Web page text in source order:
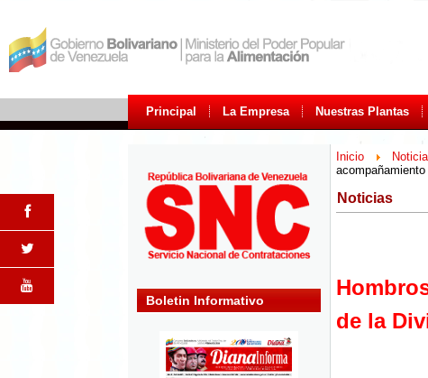
Principal La Empresa Nuestras Plantas
Boletin Informativo
Inicio
Noticias
de la